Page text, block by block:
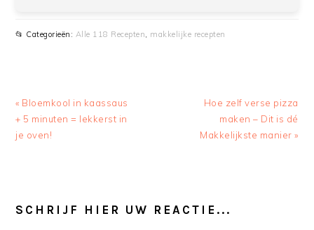
📂 Categorieën: Alle 118 Recepten, makkelijke recepten
Previous
Post:
« Bloemkool in kaassaus
+ 5 minuten = lekkerst in
je oven!
Next
Post:
Hoe zelf verse pizza
maken – Dit is dé
Makkelijkste manier »
INTERACTIONS
SCHRIJF HIER UW REACTIE...